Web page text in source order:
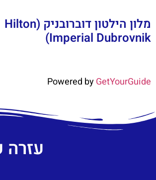
מלון הילטון דוברובניק (Hilton
Imperial Dubrovnik)
Powered byGetYourGuide
עזרה